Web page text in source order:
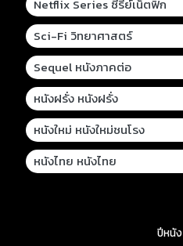
Netflix Series ซีรี่ย์เน็ตฟิก
Sci-Fi วิทยาศาสตร์
Sequel หนังภาคต่อ
หนังฝรั่ง หนังฝรั่ง
หนังใหม่ หนังใหม่ชนโรง
หนังไทย หนังไทย
ปีหนัง